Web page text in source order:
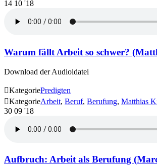
14 10 '18
Warum fällt Arbeit so schwer?
Download der Audioidatei
KategoriePredigten
KategorieArbeit, Beruf, Berufung, Matthias
30 09 '18
Aufbruch: Arbeit als Berufung